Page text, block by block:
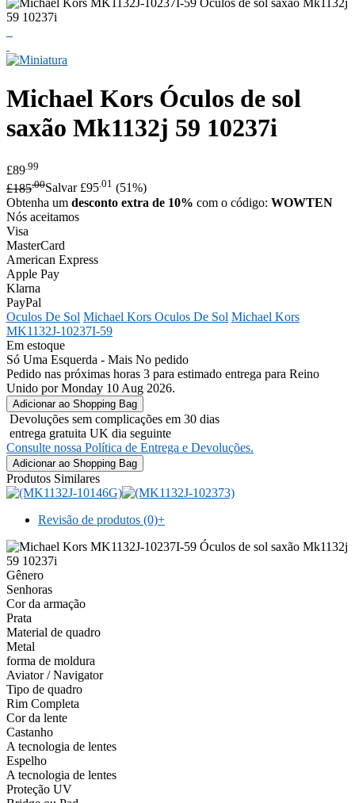
Michael Kors Óculos de sol
saxão Mk1132j 59 10237i
£89 .99
£185.00Salvar £95.01 (51%)
Obtenha um desconto extra de 10% com o código: WOWTEN
Nós aceitamos
Visa
MasterCard
American Express
Apple Pay
Klarna
PayPal
Oculos De Sol Michael Kors Oculos De Sol Michael Kors
MK1132J-10237I-59
Em estoque
Só Uma Esquerda - Mais No pedido
Pedido nas próximas horas 3 para estimado entrega para Reino
Unido por Monday 10 Aug 2026.
Devoluções sem complicações em 30 dias
entrega gratuita UK dia seguinte
Consulte nossa Política de Entrega e Devoluções.
Produtos Similares
Revisão de produtos (0)+
Gênero
Senhoras
Cor da armação
Prata
Material de quadro
Metal
forma de moldura
Aviator / Navigator
Tipo de quadro
Rim Completa
Cor da lente
Castanho
A tecnologia de lentes
Espelho
A tecnologia de lentes
Proteção UV